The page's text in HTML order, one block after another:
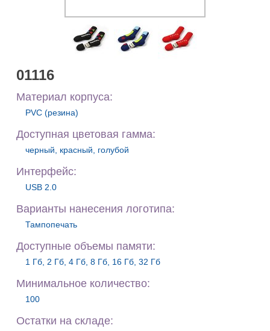
01116
Материал корпуса:
PVC (резина)
Доступная цветовая гамма:
черный, красный, голубой
Интерфейс:
USB 2.0
Варианты нанесения логотипа:
Тампопечать
Доступные объемы памяти:
1 Гб, 2 Гб, 4 Гб, 8 Гб, 16 Гб, 32 Гб
Минимальное количество:
100
Остатки на складе: